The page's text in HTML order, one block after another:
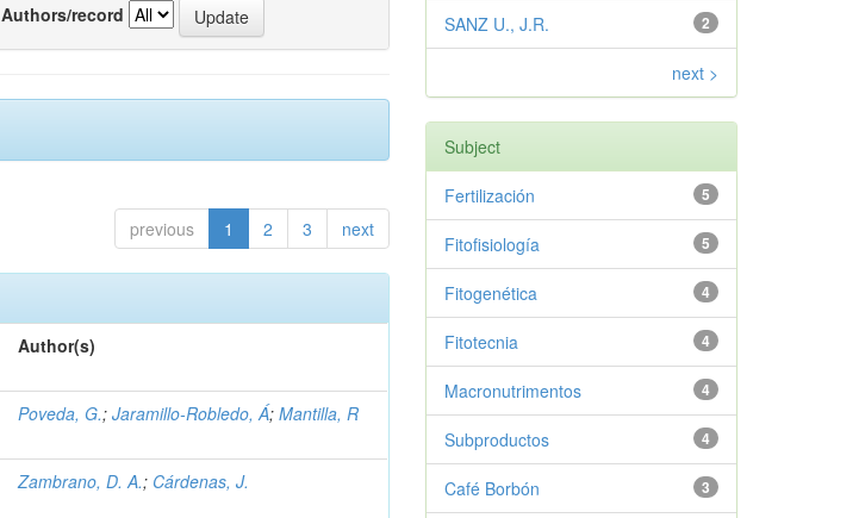
Authors/record
previous 1 2 3 next
Author(s)
Poveda, G.;Jaramillo-Robledo, Á;Mantilla, R
Zambrano, D. A.; Cárdenas, J.
2
SANZ U., J.R.
next >
Subject
5
Fertilización
5
Fitofisiología
4
Fitogenética
4
Fitotecnia
4
Macronutrimentos
4
Subproductos
3
Café Borbón